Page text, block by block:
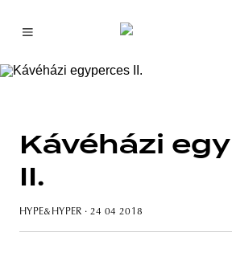
Kávéházi
II.
HYPE&HYPER · 24 04 2018